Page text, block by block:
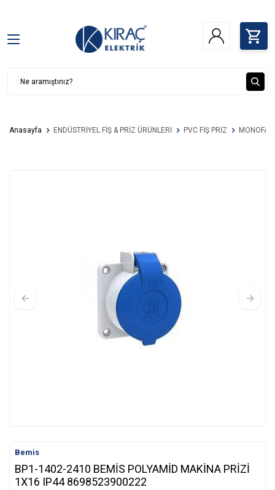
Anasayfa ENDÜSTRİYEL FİŞ & PRİZ ÜRÜNLERİ PVC FİŞ PRİZ
Bemis
BP1-1402-2410 BEMİS POLYAMİD MAKİNA PRİZİ
1X16 IP44 8698523900222